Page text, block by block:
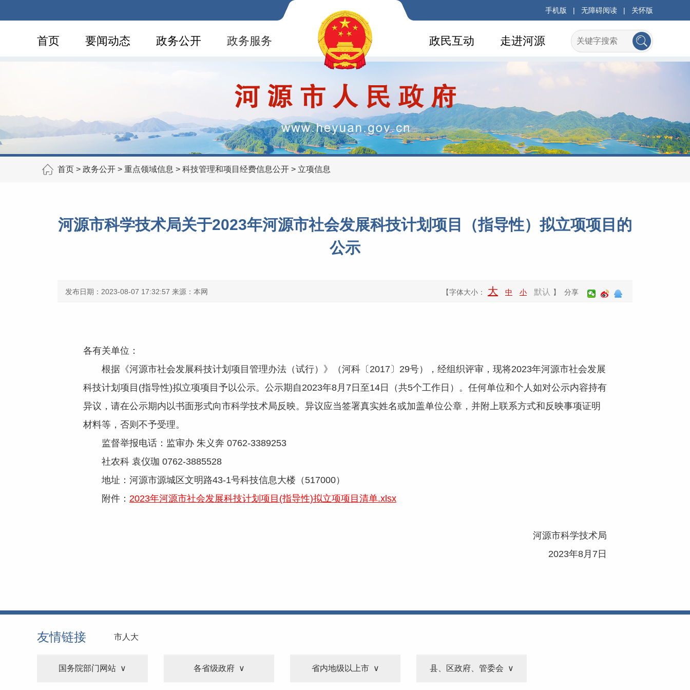
手机版 | 无障碍阅读 | 关怀版
首页 要闻动态 政务公开 政务服务 走进河源
政民互动
首页 > 政务公开 > 重点领域信息 > 科技管理和项目经费信息公开 > 立项信息
河源市科学技术局关于2023年河源市社会发展科技计划项目（指导性）拟立项项目的
公示
发布日期：2023-08-07 17:32:57 来源：本网 【字体大小： 大 中 小 默认 】 分享
各有关单位：
根据《河源市社会发展科技计划项目管理办法（试行）》（河科〔2017〕29号），经组织评审，现将2023年河源市社会发展
科技计划项目(指导性)拟立项项目予以公示。公示期自2023年8月7日至14日（共5个工作日）。任何单位和个人如对公示内容持有
异议，请在公示期内以书面形式向市科学技术局反映。异议应当签署真实姓名或加盖单位公章，并附上联系方式和反映事项证明
材料等，否则不予受理。
监督举报电话：监审办 朱义奔 0762-3389253
社农科 袁仪珈 0762-3885528
地址：河源市源城区文明路43-1号科技信息大楼（517000）
附件： 2023年河源市社会发展科技计划项目(指导性)拟立项项目清单.xlsx
河源市科学技术局
2023年8月7日
友情链接 市人大
国务院部门网站 各省级政府 省内地级以上市 县、区政府、管委会